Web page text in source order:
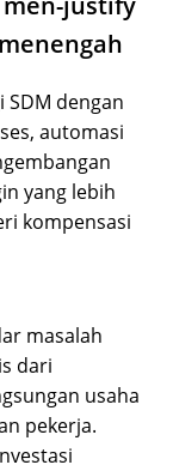
dengan
automasi
yang lebih
kompensasi
masalah
dari
usaha
pekerja.